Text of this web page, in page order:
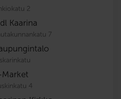
2
Kaarina
7
Market
4